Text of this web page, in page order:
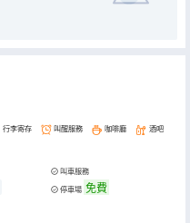
行李寄存 叫醒服務 咖啡廳 酒吧
叫車服務
停車場 免費